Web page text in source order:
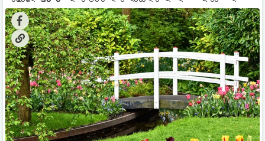
ხეები ზაფხულის სიცხეში: